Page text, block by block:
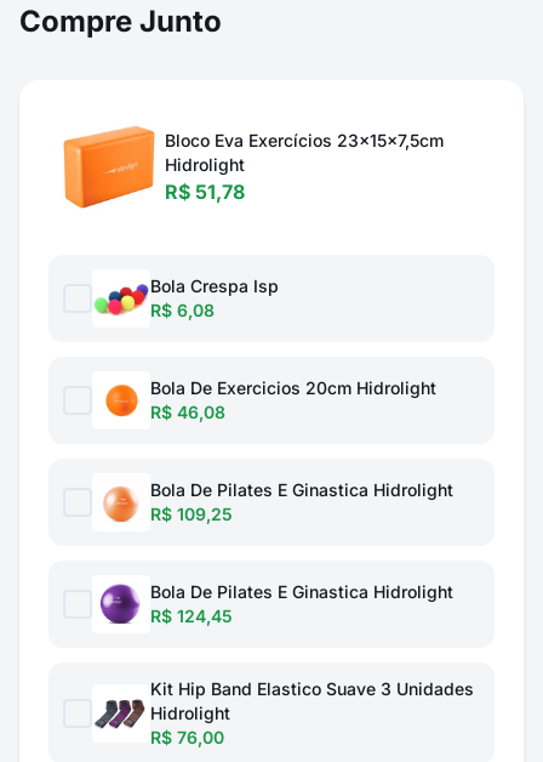
Compre Junto
Bloco Eva Exercícios 23x15x7,5cm
Hidrolight
R$ 51,78
Bola Crespa Isp
R$ 6,08
Bola De Exercicios 20cm Hidrolight
R$ 46,08
Bola De Pilates E Ginastica Hidrolight
R$ 109,25
Bola De Pilates E Ginastica Hidrolight
R$ 124,45
Kit Hip Band Elastico Suave 3 Unidades
Hidrolight
R$ 76,00